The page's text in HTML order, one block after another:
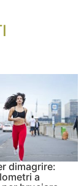
dimagrire:
a